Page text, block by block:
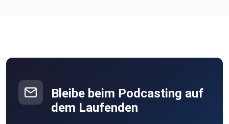
Bleibe beim Podcasting auf
dem Laufenden